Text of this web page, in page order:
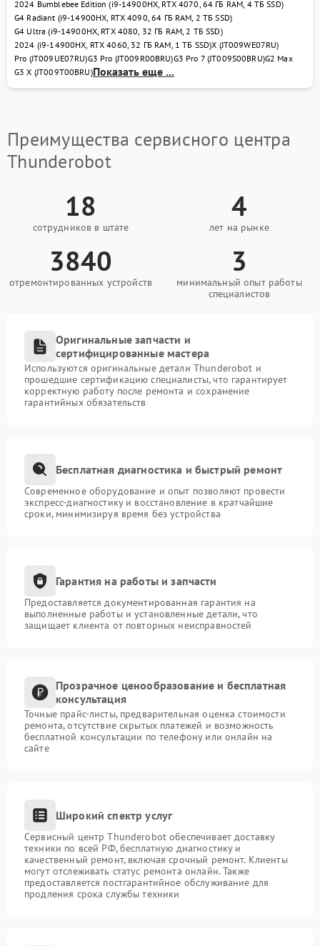
Замена южного моста 2750 рублей
Замена северного моста 2750 рублей
Замена тачпада 1130 рублей
2024 Bumblebee Edition (i9-14900HX, RTX 4070, 64 ГБ RAM, 4 ТБ SSD)
G4 Radiant (i9-14900HX, RTX 4090, 64 ГБ RAM, 2 ТБ SSD)
G4 Ultra (i9-14900HX, RTX 4080, 32 ГБ RAM, 2 ТБ SSD)
2024 (i9-14900HX, RTX 4060, 32 ГБ RAM, 1 ТБ SSD)X (JT009WE07RU)
Pro (JT009UE07RU)G3 Pro (JT009R00BRU)G3 Pro 7 (JT009S00BRU)G2 Max
G3 X (JT009T00BRU)Показать еще ...
Преимущества сервисного центра
Thunderobot
18
сотрудников в штате
4
лет на рынке
3840
отремонтированных устройств
3
минимальный опыт работы
специалистов
Оригинальные запчасти и
сертифицированные мастера
Используются оригинальные детали Thunderobot и
прошедшие сертификацию специалисты, что гарантирует
корректную работу после ремонта и сохранение
гарантийных обязательств
Бесплатная диагностика и быстрый ремонт
Современное оборудование и опыт позволяют провести
экспресс-диагностику и восстановление в кратчайшие
сроки, минимизируя время без устройства
Гарантия на работы и запчасти
Предоставляется документированная гарантия на
выполненные работы и установленные детали, что
защищает клиента от повторных неисправностей
Прозрачное ценообразование и бесплатная
консультация
Точные прайс-листы, предварительная оценка стоимости
ремонта, отсутствие скрытых платежей и возможность
бесплатной консультации по телефону или онлайн на
сайте
Широкий спектр услуг
Сервисный центр Thunderobot обеспечивает доставку
техники по всей РФ, бесплатную диагностику и
качественный ремонт, включая срочный ремонт. Клиенты
могут отслеживать статус ремонта онлайн. Также
предоставляется постгарантийное обслуживание для
продления срока службы техники